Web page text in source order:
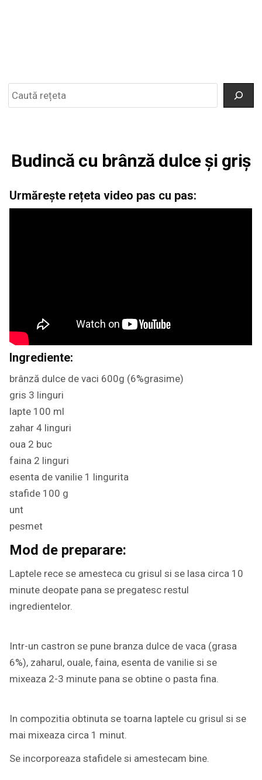
Budincă cu brânză dulce și griș
Urmărește rețeta video pas cu pas:
Ingrediente:
brânză dulce de vaci 600g (6%grasime)
gris 3 linguri
lapte 100 ml
zahar 4 linguri
oua 2 buc
faina 2 linguri
esenta de vanilie 1 lingurita
stafide 100 g
unt
pesmet
Mod de preparare:
Laptele rece se amesteca cu grisul si se lasa circa 10
minute deopate pana se pregatesc restul
ingredientelor.
Intr-un castron se pune branza dulce de vaca (grasa
6%), zaharul, ouale, faina, esenta de vanilie si se
mixeaza 2-3 minute pana se obtine o pasta fina.
In compozitia obtinuta se toarna laptele cu grisul si se
mai mixeaza circa 1 minut.
Se incorporeaza stafidele si amestecam bine.